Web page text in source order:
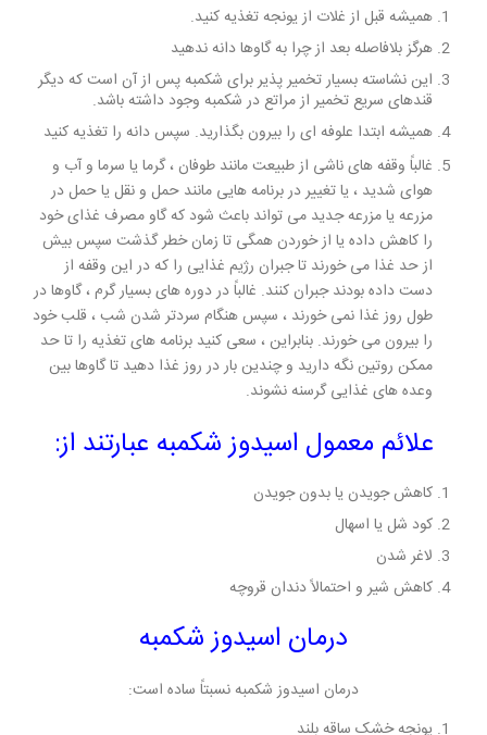
همیشه قبل از غلات از یونجه تغذیه کنید.
هرگز بلافاصله بعد از چرا به گاوها دانه ندهید
این نشاسته بسیار تخمیر پذیر برای شکمبه پس از آن است که دیگر
قندهای سریع تخمیر از مراتع در شکمبه وجود داشته باشد.
همیشه ابتدا علوفه ای را بیرون بگذارید. سپس دانه را تغذیه کنید
غالباً وقفه های ناشی از طبیعت مانند طوفان ، گرما یا سرما و آب و
هوای شدید ، یا تغییر در برنامه هایی مانند حمل و نقل یا حمل در
مزرعه یا مزرعه جدید می تواند باعث شود که گاو مصرف غذای خود
را کاهش داده یا از خوردن همگی تا زمان خطر گذشت سپس بیش
از حد غذا می خورند تا جبران رژیم غذایی را که در این وقفه از
دست داده بودند جبران کنند. غالباً در دوره های بسیار گرم ، گاوها در
طول روز غذا نمی خورند ، سپس هنگام سردتر شدن شب ، قلب خود
را بیرون می خورند. بنابراین ، سعی کنید برنامه های تغذیه را تا حد
ممکن روتین نگه دارید و چندین بار در روز غذا دهید تا گاوها بین
وعده های غذایی گرسنه نشوند.
علائم معمول اسیدوز شکمبه عبارتند از:
کاهش جویدن یا بدون جویدن
کود شل یا اسهال
لاغر شدن
کاهش شیر و احتمالاً دندان قروچه
درمان اسیدوز شکمبه
درمان اسیدوز شکمبه نسبتاً ساده است: